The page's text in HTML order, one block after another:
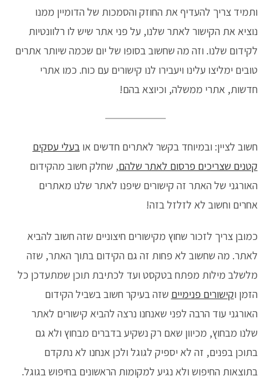
ותמיד צריך להעדיף את החוזק והסמכות של הדומיין ממנו
נוציא את הקישור לאתר שלנו, על פני אתר שיש לו רלוונטיות
לקידום שלנו. וזה מה שחשוב בסופו של יום שכמה שיותר אתרים
טובים ימליצו עלינו ויעבירו לנו קישורים עם כוח. כמו אתרי
חדשות, אתרי ממשלה, וכיוצא בהם!
חשוב לציין: ובמיוחד בקשר לאתרים חדשים אובעלי עסקים
קטנים שצריכים פרסום לאתר שלהם, שחלק חשוב מהקידום
האורגני של האתר זה קישורים שיפנו לאתר שלנו מאתרים
אחרים וחשוב לא לזלזל בזה!
כמובן צריך לזכור שחוץ מקישורים חיצוניים שזה חשוב להביא
לאתר. מה שחשוב לא פחות זה גם הקידום בתוך האתר, שזה
מלשלב מילות מפתח בטקסט ועד לכתיבת תוכן שמתעדכן כל
הזמן וקישורים פנימיים שזה בעיקר חשוב בשביל הקידום
האורגני עוד הרבה לפני שאנחנו נרצה להביא קישורים לאתר
שלנו מבחוץ, מכיוון שאם רק נשקיע בדברים מבחוץ ולא גם
בתוכן בפנים, זה לא יספיק לגוגל ולכן אנחנו לא נתקדם
בתוצאות החיפוש ולא נגיע למקומות הראשונים בחיפוש בגוגל.